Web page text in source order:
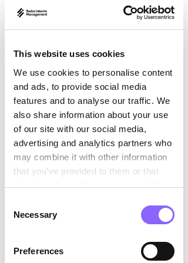
This website uses cookies
We use cookies to personalise content
and ads, to provide social media
features and to analyse our traffic. We
also share information about your use
of our site with our social media,
advertising and analytics partners who
may combine it with other information
that you’ve provided to them or that
they’ve collected from your use of their
Selection
Necessary
Preferences
un expert intérimaire expérimenté en
achats et supply chain, Bruno Zingg,
Procurement Project Manager.
Au cours de ce mandat de cinq mois,
l’objectif principal a été de créer de la
transparence sur les activités
d’approvisionnement et d’introduire
une approche plus coordonnée du
management des fournisseurs.
consolidées afin d’établir une vision
claire des dépenses fournisseurs et
des catégories d’achats. Cela a
permis d’identifier les fournisseurs